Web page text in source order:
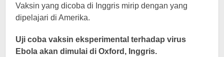
Vaksin yang dicoba di Inggris mirip dengan yang
dipelajari di Amerika.
Uji coba vaksin eksperimental terhadap virus
Ebola akan dimulai di Oxford, Inggris.